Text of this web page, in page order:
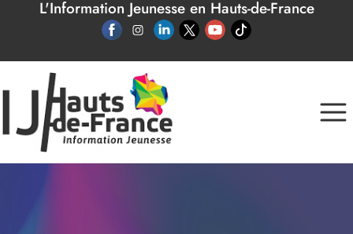
Panneau de gestion des cookies
L'Information Jeunesse en Hauts-de-France